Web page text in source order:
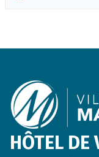
HÔTEL DE